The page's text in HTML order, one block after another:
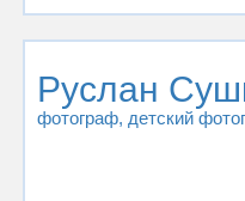
Руслан
фотограф, детский